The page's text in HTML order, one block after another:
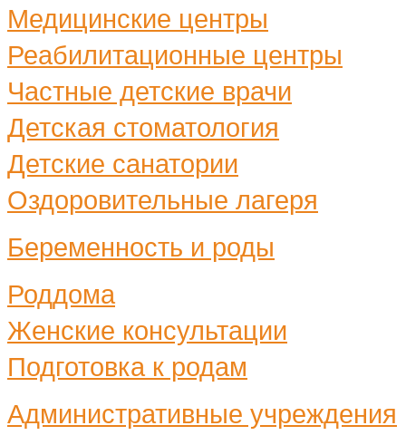
Медицинские центры
Реабилитационные центры
Частные детские врачи
Детская стоматология
Детские санатории
Оздоровительные лагеря
Беременность и роды
Роддома
Женские консультации
Подготовка к родам
Административные учреждения